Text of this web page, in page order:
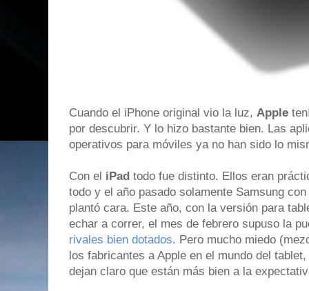
Cuando el iPhone original vio la luz, Apple
por descubrir. Y lo hizo bastante bien. Las
operativos para móviles ya no han sido lo
Con el iPad todo fue distinto. Ellos eran
todo y el año pasado solamente Samsung
plantó cara. Este año, con la versión para
echar a correr, el mes de febrero supuso la
rivales bien dotados. Pero mucho miedo
los fabricantes a Apple en el mundo del
dejan claro que están más bien a la